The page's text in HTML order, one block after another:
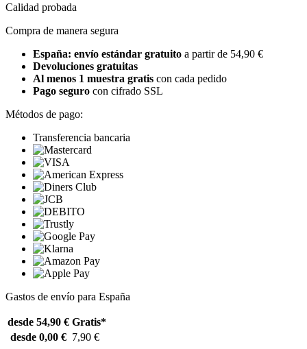
Calidad probada
Compra de manera segura
España: envío estándar gratuito a partir de 54,90 €
Devoluciones gratuitas
Al menos 1 muestra gratis con cada pedido
Pago seguro con cifrado SSL
Métodos de pago:
Transferencia bancaria
Gastos de envío para España
desde 54,90 € Gratis*
desde 0,00 € 7,90 €